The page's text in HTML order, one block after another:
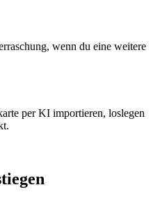
wenn du eine weitere
per KI importieren, loslegen